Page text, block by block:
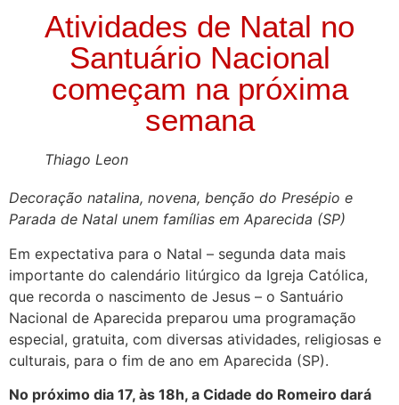
Atividades de Natal no
Santuário Nacional
começam na próxima
semana
Thiago Leon
Decoração natalina, novena, benção do Presépio e
Parada de Natal unem famílias em Aparecida (SP)
Em expectativa para o Natal – segunda data mais
importante do calendário litúrgico da Igreja Católica,
que recorda o nascimento de Jesus – o Santuário
Nacional de Aparecida preparou uma programação
especial, gratuita, com diversas atividades, religiosas e
culturais, para o fim de ano em Aparecida (SP).
No próximo dia 17, às 18h, a Cidade do Romeiro dará